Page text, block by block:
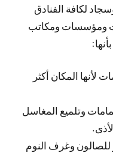
لكافة الفنادق
ومؤسسات ومكاتب
المكان أكثر
وتلميع المغاسل
وغرف النوم